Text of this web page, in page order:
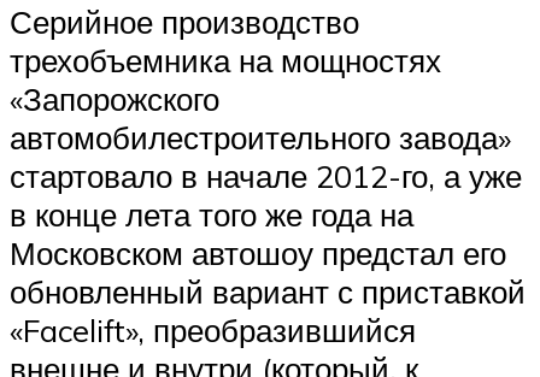
Серийное производство
трехобъемника на мощностях
«Запорожского
автомобилестроительного завода»
стартовало в начале 2012-го, а уже
в конце лета того же года на
Московском автошоу предстал его
обновленный вариант с приставкой
«Facelift», преобразившийся
внешне и внутри (который, к